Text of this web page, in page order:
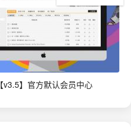
【v3.5】官方默认会员中心